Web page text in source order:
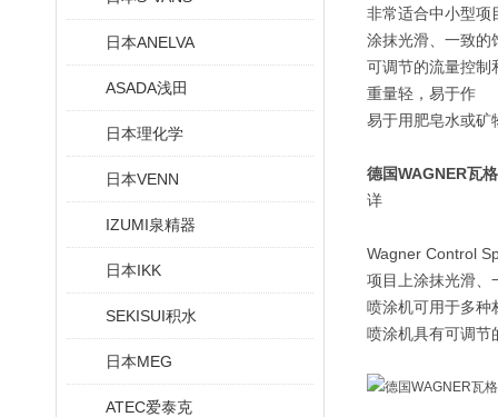
日本ANELVA
ASADA浅田
日本理化学
日本VENN
IZUMI泉精器
日本IKK
SEKISUI积水
日本MEG
ATEC爱泰克
非常适合中小型项
涂抹光滑、一致的
可调节的流量控制
重量轻，易于作
易于用肥皂水或矿
德国WAGNER瓦
详
Wagner Control
项目上涂抹光滑、
喷涂机可用于多种
喷涂机具有可调节